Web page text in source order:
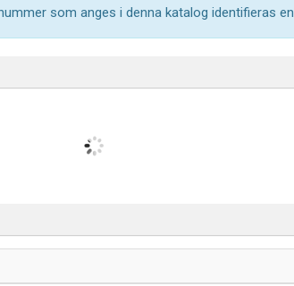
som anges i denna katalog identifieras